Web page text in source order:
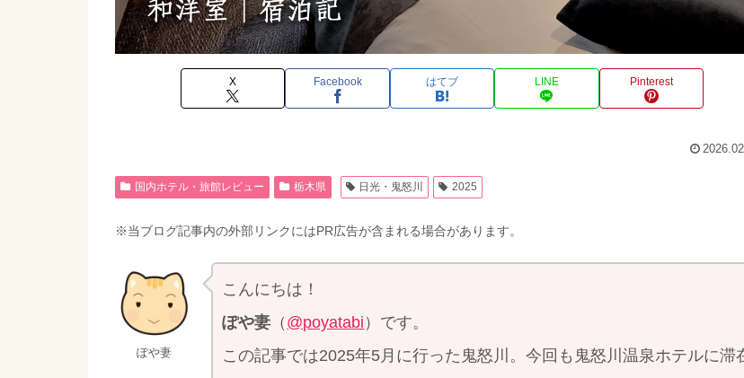
X Facebook はてブ LINE Pinterest
国内ホテル・旅館レビュー 栃木県 日光・鬼怒川 2025
※当ブログ記事内の外部リンクにはPR広告が含まれる場合があります。
ぽや妻
こんにちは！
ぽや妻 （ @poyatabi ）です。
この記事では2025年5月に行った鬼怒川。今回も鬼怒川温泉ホテルに滞